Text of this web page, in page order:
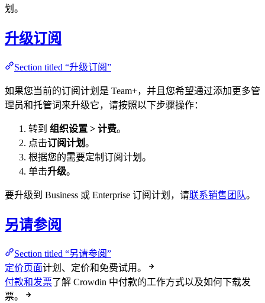
划。
升级订阅
Section titled “升级订阅”
如果您当前的订阅计划是 Team+，并且您希望通过添加更多管
理员和托管词来升级它，请按照以下步骤操作：
转到 组织设置 > 计费。
点击订阅计划。
根据您的需要定制订阅计划。
单击升级。
要升级到 Business 或 Enterprise 订阅计划，请联系销售团队。
另请参阅
Section titled “另请参阅”
定价页面计划、定价和免费试用。
付款和发票了解 Crowdin 中付款的工作方式以及如何下载发
票。